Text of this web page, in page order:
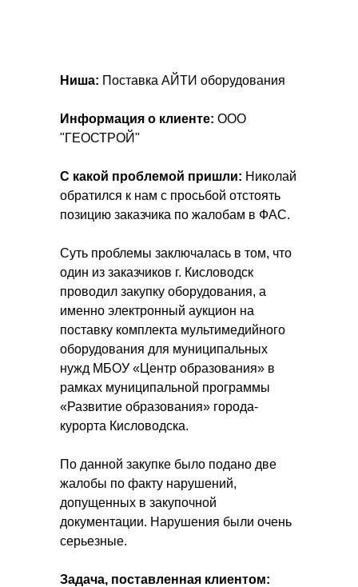
Ниша: Поставка АЙТИ оборудования
Информация о клиенте: ООО
"ГЕОСТРОЙ"
С какой проблемой пришли: Николай
обратился к нам с просьбой отстоять
позицию заказчика по жалобам в ФАС.
Суть проблемы заключалась в том, что
один из заказчиков г. Кисловодск
проводил закупку оборудования, а
именно электронный аукцион на
поставку комплекта мультимедийного
оборудования для муниципальных
нужд МБОУ «Центр образования» в
рамках муниципальной программы
«Развитие образования» города-
курорта Кисловодска.
По данной закупке было подано две
жалобы по факту нарушений,
допущенных в закупочной
документации. Нарушения были очень
серьезные.
Задача, поставленная клиентом: